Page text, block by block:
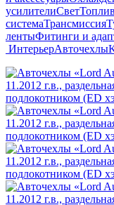
усилителиСвет
системаТрансмиссия
лентыФитинги и
ИнтерьерАвточехлы